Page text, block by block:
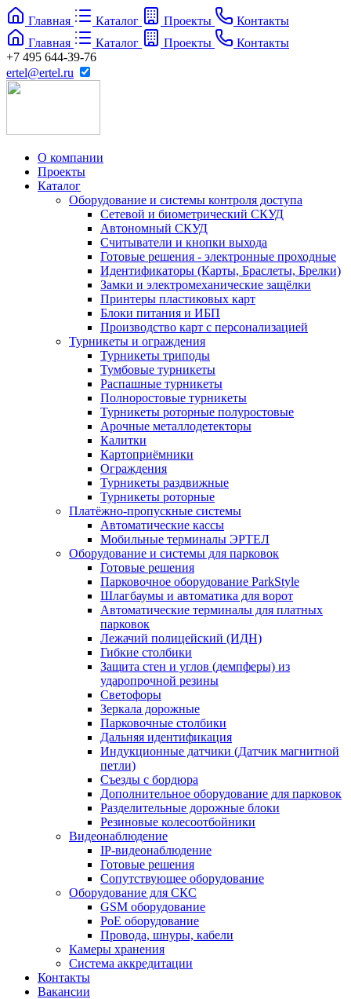
Главная Каталог Проекты
Контакты
Главная
Каталог Проекты
Контакты
+7 495 644-39-76
ertel@ertel.ru
О компании
Проекты
Каталог
Оборудование и системы контроля доступа
Сетевой и биометрический СКУД
Автономный СКУД
Считыватели и кнопки выхода
Готовые решения - электронные проходные
Идентификаторы (Карты, Браслеты, Брелки)
Замки и электромеханические защёлки
Принтеры пластиковых карт
Блоки питания и ИБП
Производство карт с персонализацией
Турникеты и ограждения
Турникеты триподы
Тумбовые турникеты
Распашные турникеты
Полноростовые турникеты
Турникеты роторные полуростовые
Арочные металлодетекторы
Калитки
Картоприёмники
Ограждения
Турникеты раздвижные
Турникеты роторные
Платёжно-пропускные системы
Автоматические кассы
Мобильные терминалы ЭРТЕЛ
Оборудование и системы для парковок
Готовые решения
Парковочное оборудование ParkStyle
Шлагбаумы и автоматика для ворот
Автоматические терминалы для платных
парковок
Лежачий полицейский (ИДН)
Гибкие столбики
Защита стен и углов (демпферы) из
ударопрочной резины
Светофоры
Зеркала дорожные
Парковочные столбики
Дальняя идентификация
Индукционные датчики (Датчик магнитной
петли)
Съезды с бордюра
Дополнительное оборудование для парковок
Разделительные дорожные блоки
Резиновые колесоотбойники
Видеонаблюдение
IP-видеонаблюдение
Готовые решения
Сопутствующее оборудование
Оборудование для СКС
GSM оборудование
PoE оборудование
Провода, шнуры, кабели
Камеры хранения
Система аккредитации
Контакты
Вакансии